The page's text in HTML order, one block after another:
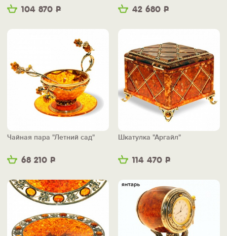
104 870 Р
42 680 Р
68 210 Р
Чайная пара "Летний сад"
114 470 Р
Шкатулка "Аргайл"